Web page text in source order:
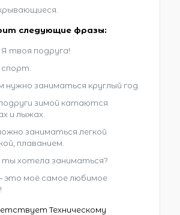
следующие фразы:
твоя подруга!
заниматься круглый год.
зимой катаются
и лыжах.
заниматься легкой
плаванием.
ты хотела заниматься?
моё самое любимое
Техническому